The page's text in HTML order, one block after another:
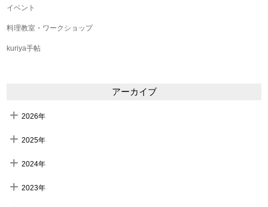
イベント
料理教室・ワークショップ
kuriya手帖
アーカイブ
2026年
2025年
2024年
2023年